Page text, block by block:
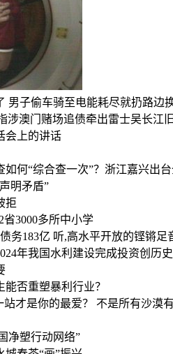
男子偷车骑至电能耗尽就扔路边
涉澳门赌场追债牵出雷士吴长江
会上的讲话
何“综合查一次”？浙江嘉兴出
明矛盾”
拒
省3000多所中小学
务183亿 听,高水平开放的铿锵足
年我国水利建设完成投资创历
否重塑暴利行业？
才是你的最爱？
不是所有沙漠
净塑行动网络”